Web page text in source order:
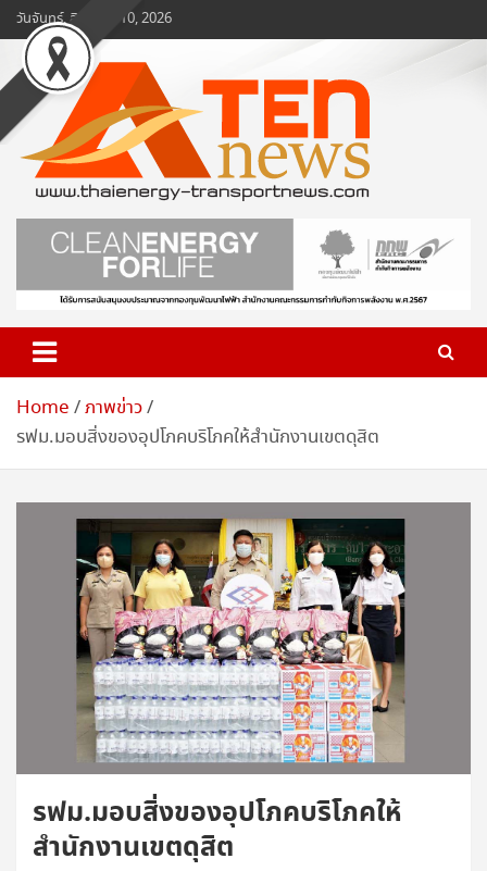
Skip
to
content
วันจันทร์, สิงหาคม 10, 2026
www.ten-news.com
ข่าวพลังงานและคมนาคม
Home ภาพข่าว
รฟม.มอบสิ่งของอุปโภคบริโภคให้สำนักงานเขตดุสิต
รฟม.มอบสิ่งของอุปโภคบริโภคให้
สำนักงานเขตดุสิต